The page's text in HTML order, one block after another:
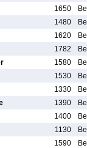
1650
1480
1620
1782
1580
1530
1330
1390
1400
1130
1590